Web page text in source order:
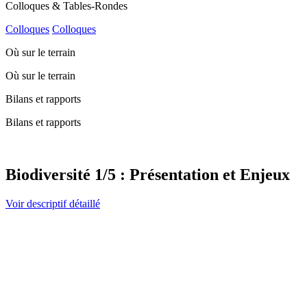
Colloques & Tables-Rondes
Colloques Colloques
Où sur le terrain
Où sur le terrain
Bilans et rapports
Bilans et rapports
Biodiversité 1/5 : Présentation et Enjeux
Voir descriptif détaillé